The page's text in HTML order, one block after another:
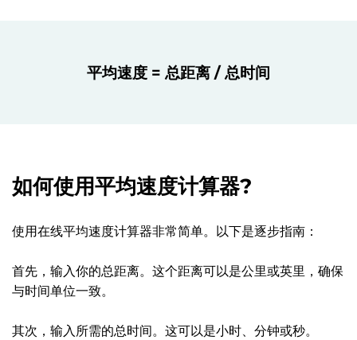
平均速度 = 总距离 / 总时间
如何使用平均速度计算器?
使用在线平均速度计算器非常简单。以下是逐步指南：
首先，输入你的总距离。这个距离可以是公里或英里，确保
与时间单位一致。
其次，输入所需的总时间。这可以是小时、分钟或秒。